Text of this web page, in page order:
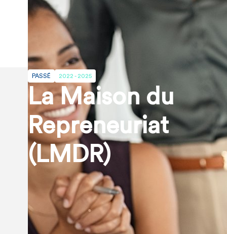
La Maison du
Repreneuriat
(LMDR)
PASSÉ 2022 - 2025